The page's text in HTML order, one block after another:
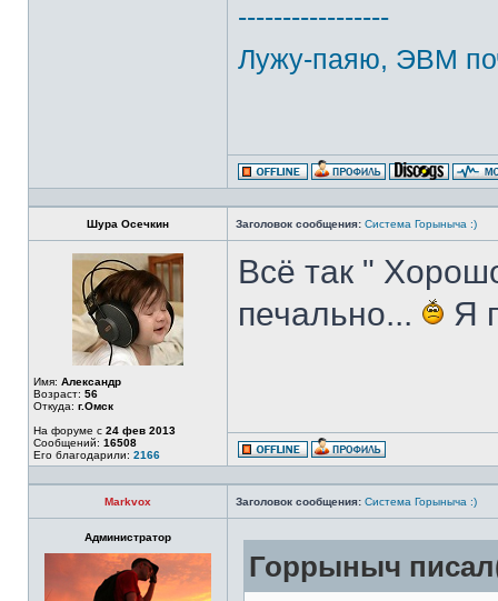
-----------------
Лужу-паяю, ЭВМ
Шура Осечкин Заголовок сообщения: Система Горыныча :)
Имя: Александр
Возраст: 56
Откуда: г.Омск
На форуме с 24 фев 2013
Сообщений: 16508
Его благодарили: 2166
Всё так "
печально...
Я
Markvox Заголовок сообщения: Система Горыныча :)
Администратор
Горрыныч